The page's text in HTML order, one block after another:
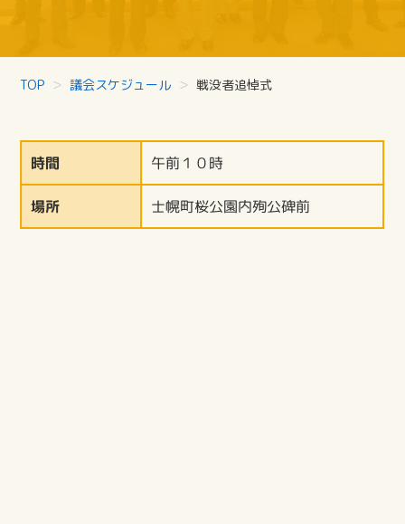
TOP 議会スケジュール 戦没者追悼式
時間 午前１０時
場所 士幌町桜公園内殉公碑前